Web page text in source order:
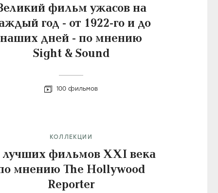
фильм ужасов на
год - от 1922-го и до
наших дней - по мнению
Sight & Sound
100 фильмов
КОЛЛЕКЦИИ
лучших фильмов XXI века
мнению The Hollywood
Reporter